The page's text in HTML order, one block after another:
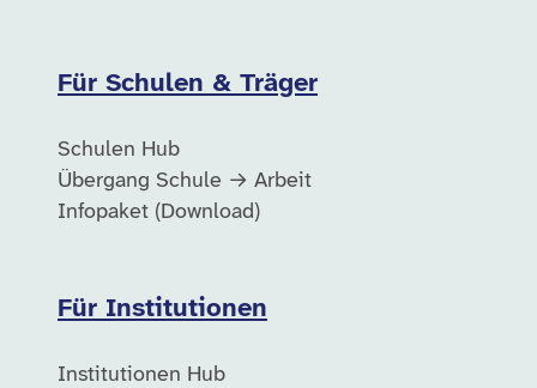
Für Schulen & Träger
Schulen Hub
Übergang Schule → Arbeit
Infopaket (Download)
Für Institutionen
Institutionen Hub